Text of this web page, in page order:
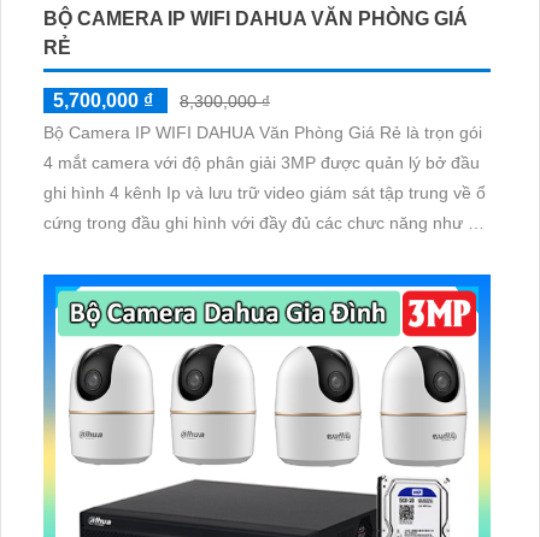
BỘ CAMERA IP WIFI DAHUA VĂN PHÒNG GIÁ
RẺ
5,700,000 ₫
8,300,000 ₫
Bộ Camera IP WIFI DAHUA Văn Phòng Giá Rẻ là trọn gói
4 mắt camera với độ phân giải 3MP được quản lý bở đầu
ghi hình 4 kênh Ip và lưu trữ video giám sát tập trung về ổ
cứng trong đầu ghi hình với đầy đủ các chưc năng như AI
giám sát có màu vào ban đêm